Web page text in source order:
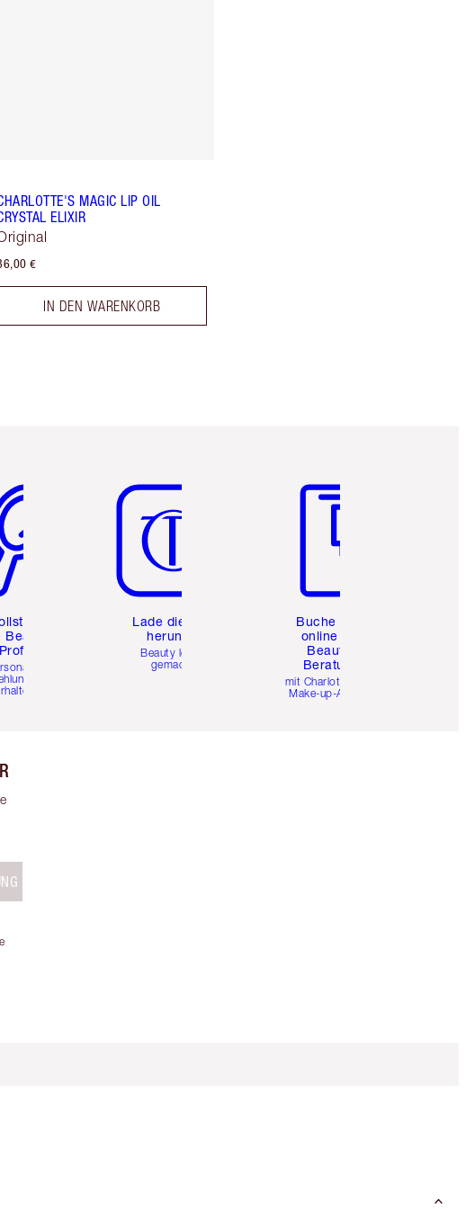
MAGIC LIP OIL
ELIXIR
€
IN DEN WARENKORB
Profil
zu
Lade die App
herunter
Beauty leicht
gemacht
Buche eine
online 1:1
Beauty-
Beratung
mit Charlottes Pro
Make-up-Artists.